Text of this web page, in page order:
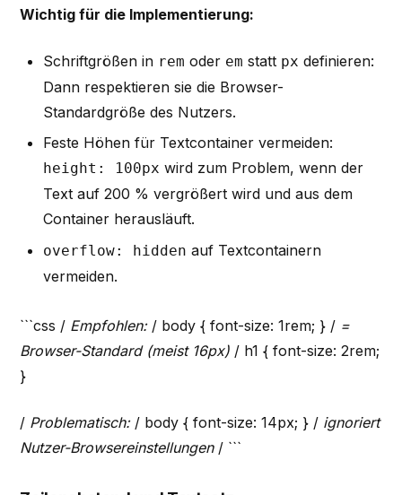
Wichtig für die Implementierung:
Schriftgrößen in rem oder em statt px definieren:
Dann respektieren sie die Browser-
Standardgröße des Nutzers.
Feste Höhen für Textcontainer vermeiden:
height: 100px wird zum Problem, wenn der
Text auf 200 % vergrößert wird und aus dem
Container herausläuft.
overflow: hidden auf Textcontainern
vermeiden.
```css / Empfohlen: / body { font-size: 1rem; } / =
Browser-Standard (meist 16px) / h1 { font-size: 2rem;
}
/ Problematisch: / body { font-size: 14px; } / ignoriert
Nutzer-Browsereinstellungen / ```